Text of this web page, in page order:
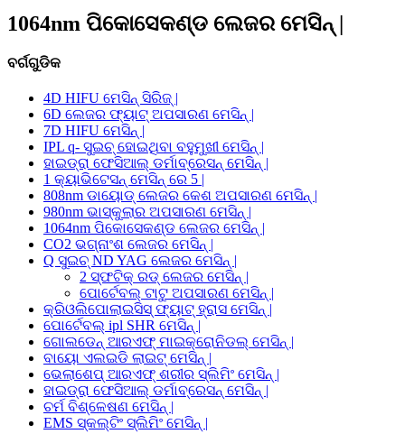
1064nm ପିକୋସେକଣ୍ଡ ଲେଜର ମେସିନ୍ |
ବର୍ଗଗୁଡିକ
4D HIFU ମେସିନ୍ ସିରିଜ୍ |
6D ଲେଜର ଫ୍ୟାଟ୍ ଅପସାରଣ ମେସିନ୍ |
7D HIFU ମେସିନ୍ |
IPL q- ସୁଇଚ୍ ହୋଇଥିବା ବହୁମୁଖୀ ମେସିନ୍ |
ହାଇଡ୍ରା ଫେସିଆଲ୍ ଡର୍ମାବ୍ରେସନ୍ ମେସିନ୍ |
1 କ୍ୟାଭିଟେସନ୍ ମେସିନ୍ ରେ 5 |
808nm ଡାୟୋଡ୍ ଲେଜର କେଶ ଅପସାରଣ ମେସିନ୍ |
980nm ଭାସ୍କୁଲାର ଅପସାରଣ ମେସିନ୍ |
1064nm ପିକୋସେକଣ୍ଡ ଲେଜର ମେସିନ୍ |
CO2 ଭଗ୍ନାଂଶ ଲେଜର ମେସିନ୍ |
Q ସୁଇଚ୍ ND YAG ଲେଜର ମେସିନ୍ |
2 ସ୍ଫଟିକ୍ ରଡ୍ ଲେଜର ମେସିନ୍ |
ପୋର୍ଟେବଲ୍ ଟାଟୁ ଅପସାରଣ ମେସିନ୍ |
କ୍ରିଓଲିପୋଲାଇସିସ୍ ଫ୍ୟାଟ୍ ହ୍ରାସ ମେସିନ୍ |
ପୋର୍ଟେବଲ୍ ipl SHR ମେସିନ୍ |
ଗୋଲଡେନ୍ ଆରଏଫ୍ ମାଇକ୍ରୋନିଡଲ୍ ମେସିନ୍ |
ବାୟୋ ଏଲଇଡି ଲାଇଟ୍ ମେସିନ୍ |
ଭେଲାଶେପ୍ ଆରଏଫ୍ ଶରୀର ସ୍ଲିମିଂ ମେସିନ୍ |
ହାଇଡ୍ରା ଫେସିଆଲ୍ ଡର୍ମାବ୍ରେସନ୍ ମେସିନ୍ |
ଚର୍ମ ବିଶ୍ଳେଷଣ ମେସିନ୍ |
EMS ସ୍କଲ୍ଟିଂ ସ୍ଲିମିଂ ମେସିନ୍ |